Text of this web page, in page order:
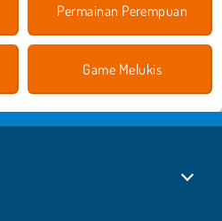
Permainan Perempuan
Game Melukis